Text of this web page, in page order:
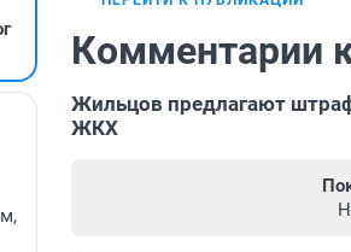
Комментарии
Жильцов предлагают
ЖКХ